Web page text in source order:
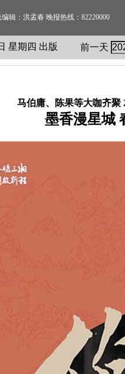
辑：洪孟春 晚报热线：82220000
星期 四 出版 前一天
马伯庸、陈果等大咖齐聚
墨香漫星城